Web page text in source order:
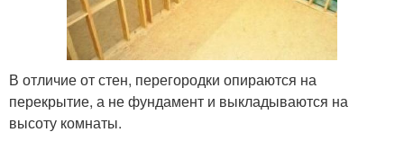
В отличие от стен, перегородки опираются на
перекрытие, а не фундамент и выкладываются на
высоту комнаты.